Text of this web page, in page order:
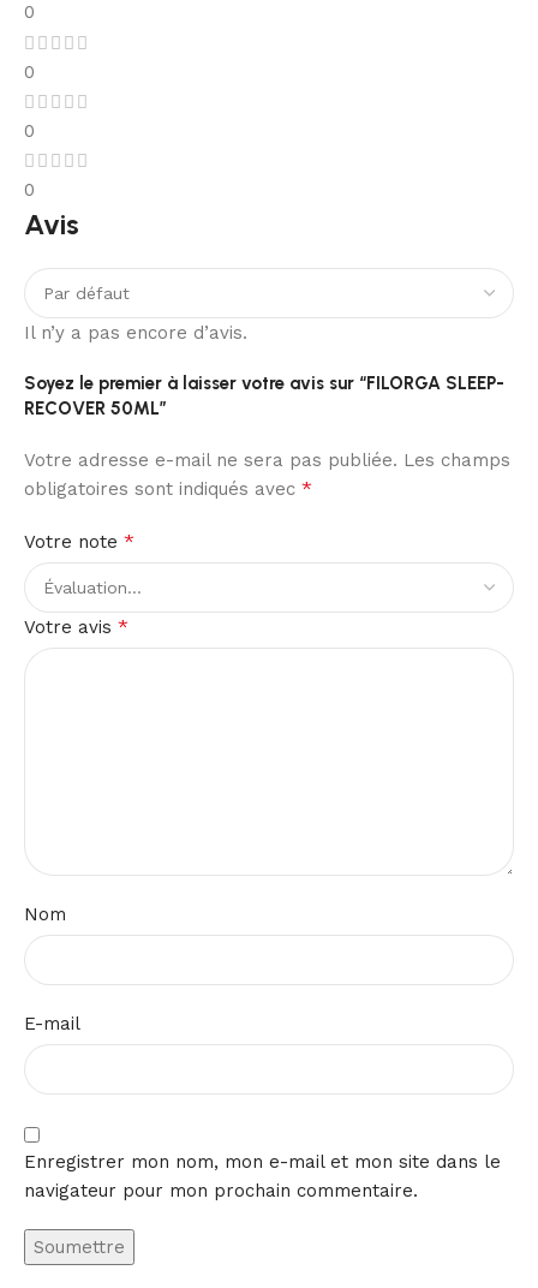
0
0
0
0
Avis
Il n’y a pas encore d’avis.
Soyez le premier à laisser votre avis sur “FILORGA SLEEP-
RECOVER 50ML”
Votre adresse e-mail ne sera pas publiée. Les champs
obligatoires sont indiqués avec *
Votre note *
Votre avis *
Nom
E-mail
Enregistrer mon nom, mon e-mail et mon site dans le
navigateur pour mon prochain commentaire.